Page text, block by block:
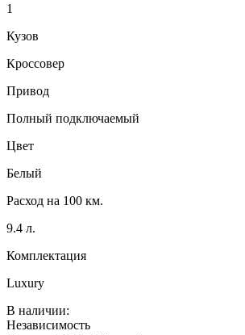
1
Кузов
Кроссовер
Привод
Полный подключаемый
Цвет
Белый
Расход на 100 км.
9.4 л.
Комплектация
Luxury
В наличии:
Независимость